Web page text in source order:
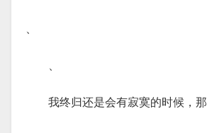
、
、
我终归还是会有寂寞的时候，